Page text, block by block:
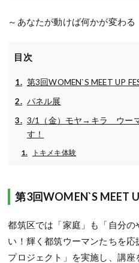
～あなたが動けば何かが変わ
目次
第3回WOMEN`S MEET UP
パネル展
3/1（金）モヤ→キラ ウー
す！
トキメキ体験
第3回WOMEN`S MEET
都筑区では「家庭」も「自分
い！輝く都筑ウーマンたちを
プロジェクト」を実施し、講座